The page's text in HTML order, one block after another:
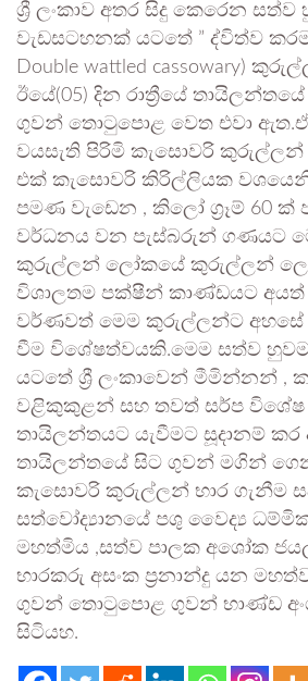
ශ්‍රී ලංකාව අතර සිදු කෙරෙන සත්ව
වැඩසටහනක් යටතේ ” ද්විත්ව
Double wattled cassowary)
ඊයේ(05) දින රාත්‍රීයේ
ගුවන් තොටුපොළ වෙත එවා ඇත.ඒ
වයසැති පිරිමි කැසොවරි කුරුල්ලන්
එක් කැසොවරි කිරිල්ලියක
පමණ වැඩෙන , කිලෝ ග්‍රෑම් 60 ක්
වර්ධනය වන පැස්බරුන් ගණයට
කුරුල්ලන් ලෝකයේ කුරුල්ලන්
විශාලතම පක්ෂීන් කාණ්ඩයට අයත්
වර්ණවත් මෙම කුරුල්ලන්ට අහසේ
වීම විශේෂත්වයකි.මෙම සත්ව
යටතේ ශ්‍රී ලංකාවෙන් මීමින්නන් ,
වළිකුකුළන් සහ තවත් සර්ප
තායිලන්තයට යැවීමට සූදානම්
තායිලන්තයේ සිට ගුවන් මගින්
කැසොවරි කුරුල්ලන් භාර ගැනීම
සත්වෝද්‍යානයේ පශු වෛද්‍ය
මහත්මිය ,සත්ව පාලක අශෝක
භාරකරු අසංක ප්‍රනාන්දු යන
ගුවන් තොටුපොළ ගුවන් භාණ්ඩ
සිටියහ.